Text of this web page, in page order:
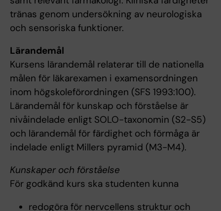
tränas genom undersökning av neurologiska
och sensoriska funktioner.
Lärandemål
Kursens lärandemål relaterar till de nationella
målen för läkarexamen i examensordningen
inom högskoleförordningen (SFS 1993:100).
Lärandemål för kunskap och förståelse är
nivåindelade enligt SOLO-taxonomin (S2-S5)
och lärandemål för färdighet och förmåga är
indelade enligt Millers pyramid (M3-M4).
Kunskaper och förståelse
För godkänd kurs ska studenten kunna
redogöra för nervcellens struktur och